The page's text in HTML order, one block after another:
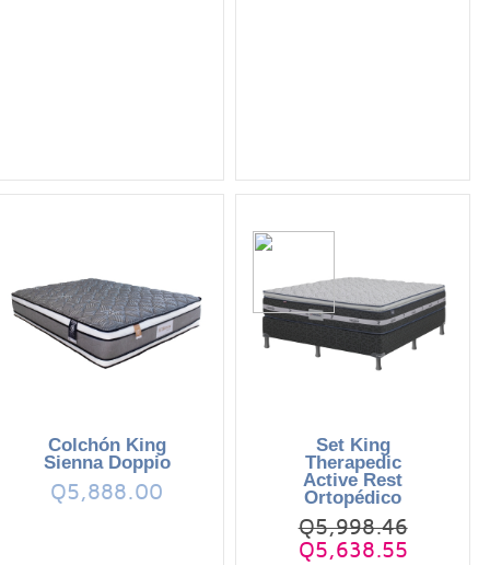
Colchón King
Sienna Doppio
Q5,888.00
Set King
Therapedic
Active Rest
Ortopédico
Q5,998.46
Q5,638.55